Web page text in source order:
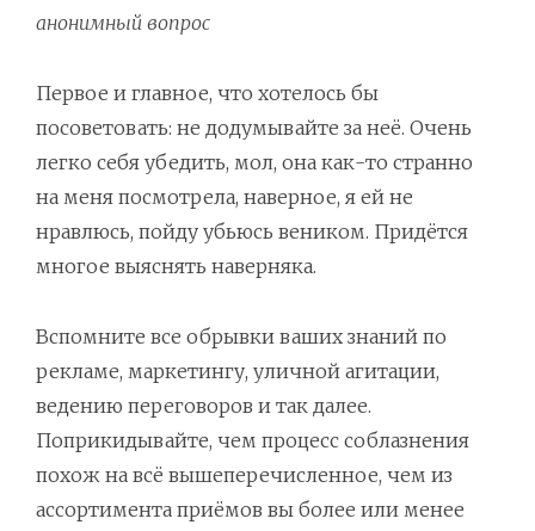
анонимный вопрос
Первое и главное, что хотелось бы
посоветовать: не додумывайте за неё. Очень
легко себя убедить, мол, она как-то странно
на меня посмотрела, наверное, я ей не
нравлюсь, пойду убьюсь веником. Придётся
многое выяснять наверняка.
Вспомните все обрывки ваших знаний по
рекламе, маркетингу, уличной агитации,
ведению переговоров и так далее.
Поприкидывайте, чем процесс соблазнения
похож на всё вышеперечисленное, чем из
ассортимента приёмов вы более или менее